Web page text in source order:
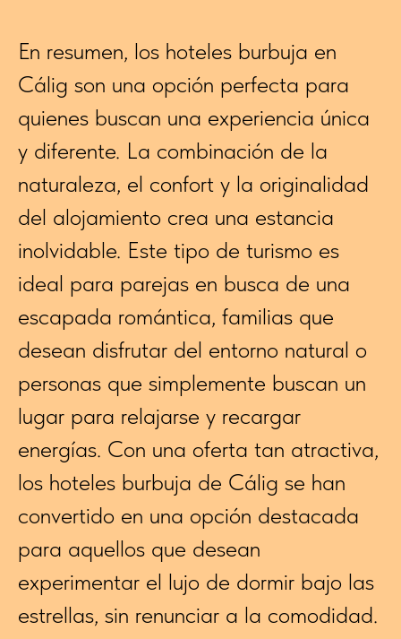
En resumen, los hoteles burbuja en
Cálig son una opción perfecta para
quienes buscan una experiencia única
y diferente. La combinación de la
naturaleza, el confort y la originalidad
del alojamiento crea una estancia
inolvidable. Este tipo de turismo es
ideal para parejas en busca de una
escapada romántica, familias que
desean disfrutar del entorno natural o
personas que simplemente buscan un
lugar para relajarse y recargar
energías. Con una oferta tan atractiva,
los hoteles burbuja de Cálig se han
convertido en una opción destacada
para aquellos que desean
experimentar el lujo de dormir bajo las
estrellas, sin renunciar a la comodidad.